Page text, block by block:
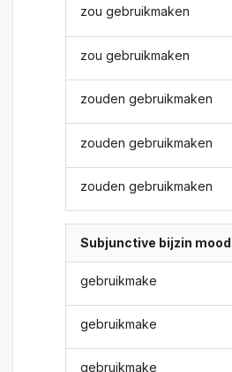
zou gebruikmaken
zou gebruikmaken
zouden gebruikmaken
zouden gebruikmaken
zouden gebruikmaken
Subjunctive bijzin mood
gebruikmake
gebruikmake
gebruikmake